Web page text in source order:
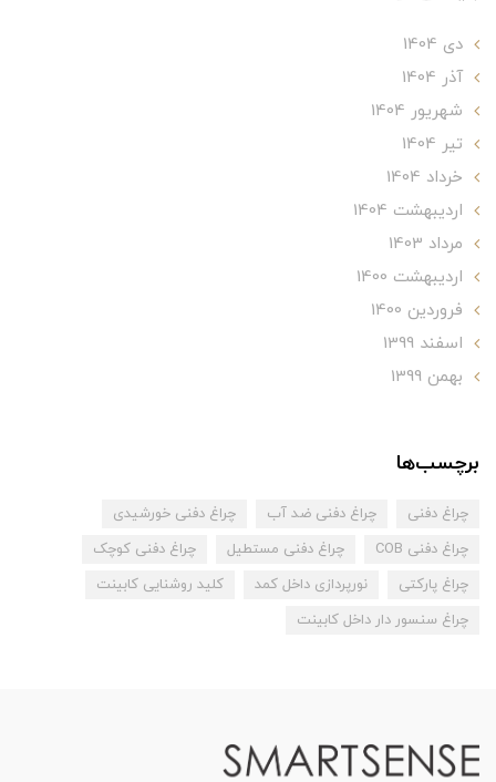
دی 1404
آذر 1404
شهریور 1404
تير 1404
خرداد 1404
ارديبهشت 1404
مرداد 1403
ارديبهشت 1400
فروردین 1400
اسفند 1399
بهمن 1399
برچسب‌ها
چراغ دفنی چراغ دفنی ضد آب
چراغ دفنی خورشیدی
چراغ دفنی COB
چراغ دفنی مستطیل
چراغ دفنی کوچک
چراغ پارکتی
نورپردازی داخل کمد
کلید روشنایی کابینت
چراغ سنسور دار داخل کابینت